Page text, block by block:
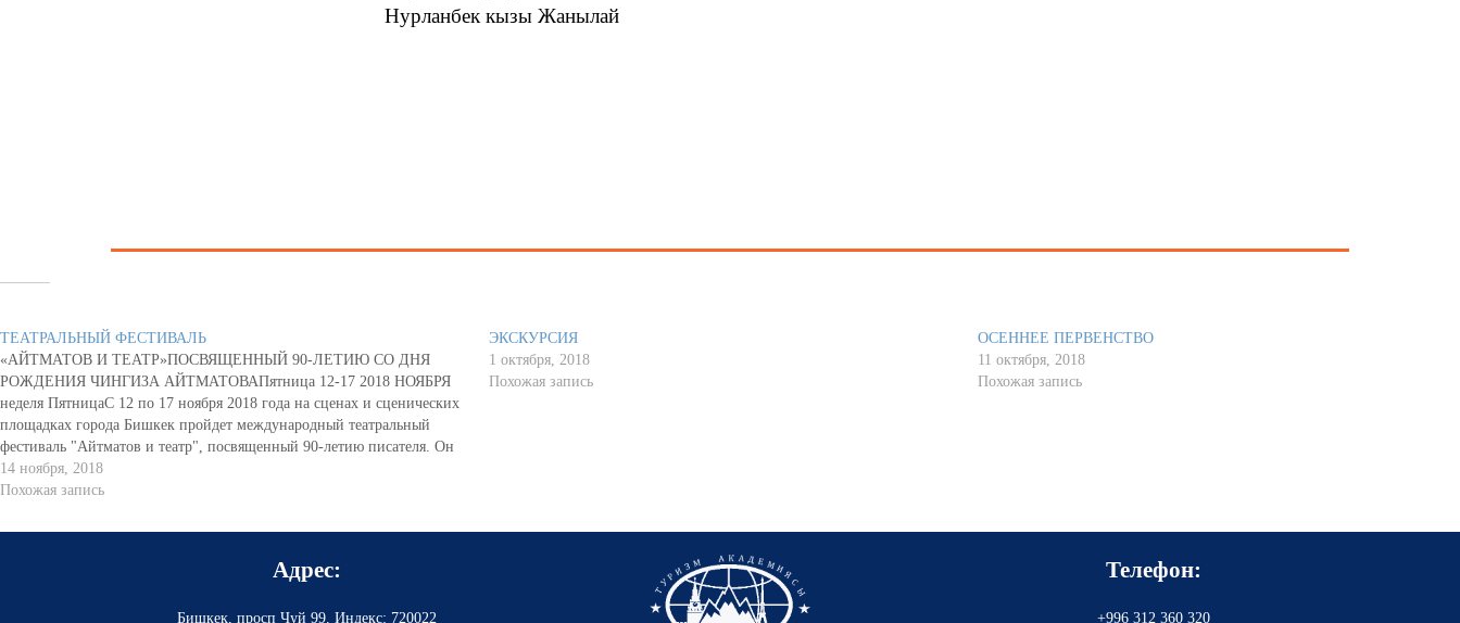
Нурланбек кызы Жанылай
ТЕАТРАЛЬНЫЙ ФЕСТИВАЛЬ
«АЙТМАТОВ И ТЕАТР»ПОСВЯЩЕННЫЙ 90-ЛЕТИЮ СО ДНЯ
РОЖДЕНИЯ ЧИНГИЗА АЙТМАТОВАПятница 12-17 2018 НОЯБРЯ
неделя ПятницаС 12 по 17 ноября 2018 года на сценах и сценических
площадках города Бишкек пройдет международный театральный
фестиваль "Айтматов и театр", посвященный 90-летию писателя. Он
проводится раз в три года, и ставит своей задачей популяризацию
творческого наследия…
14 ноября, 2018
Похожая запись
ЭКСКУРСИЯ
1 октября, 2018
Похожая запись
ОСЕННЕЕ ПЕРВЕНСТВО
11 октября, 2018
Похожая запись
Адрес:
Бишкек, просп Чуй 99. Индекс: 720022
Телефон:
+996 312 360 320